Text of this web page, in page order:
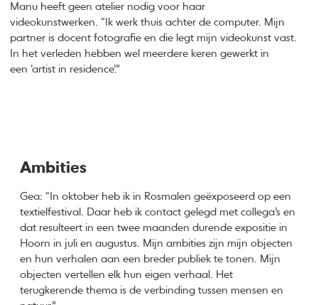
Manu heeft geen atelier nodig voor haar
videokunstwerken. “Ik werk thuis achter de computer. Mijn
partner is docent fotografie en die legt mijn videokunst vast.
In het verleden hebben wel meerdere keren gewerkt in
een ‘artist in residence’.”
Ambities
Gea: “In oktober heb ik in Rosmalen geëxposeerd op een
textielfestival. Daar heb ik contact gelegd met collega’s en
dat resulteert in een twee maanden durende expositie in
Hoorn in juli en augustus. Mijn ambities zijn mijn objecten
en hun verhalen aan een breder publiek te tonen. Mijn
objecten vertellen elk hun eigen verhaal. Het
terugkerende thema is de verbinding tussen mensen en